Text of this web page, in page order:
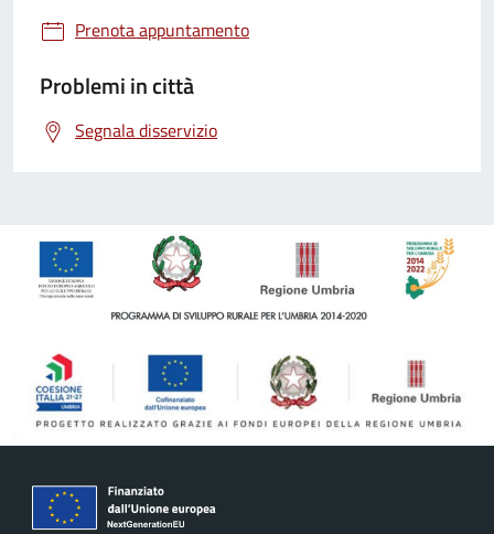
Prenota appuntamento
Problemi in città
Segnala disservizio